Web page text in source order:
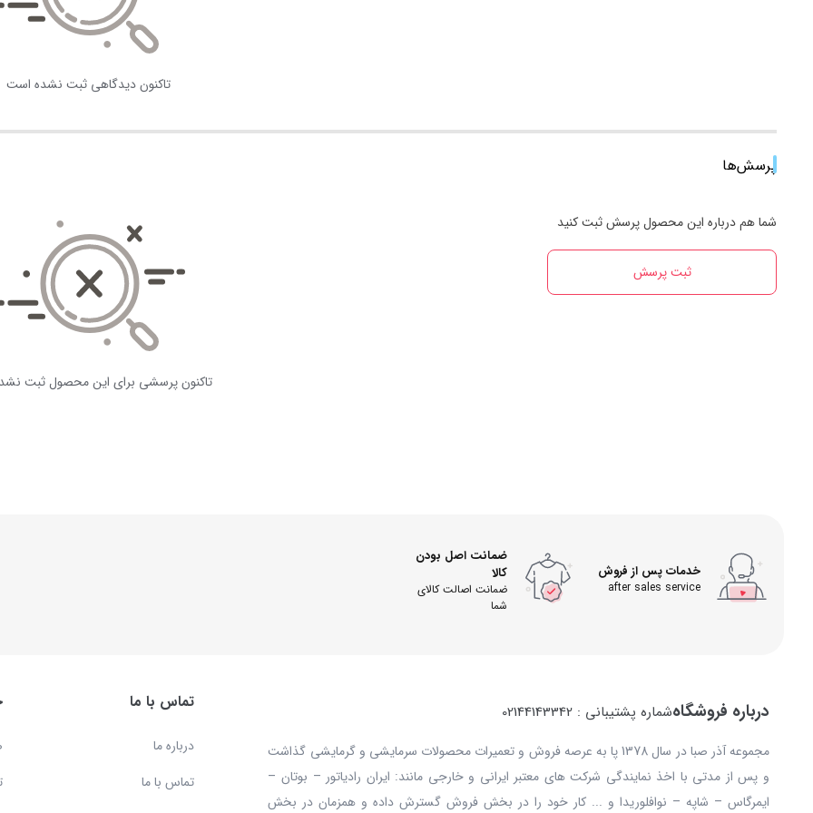
تاکنون دیدگاهی ثبت نشده است
پرسش‌ها
شما هم درباره این محصول پرسش ثبت کنید
ثبت پرسش
تاکنون پرسشی برای این محصول ثبت
خدمات پس از فروش
after sales service
ضمانت اصل بودن
کالا
ضمانت اصالت کالای
شما
درباره فروشگاهشماره پشتیبانی : 02144143342
مجموعه آذر صبا در سال 1378 پا به عرصه فروش و تعمیرات محصولات سرمایشی و گرمایشی گذاشت
و پس از مدتی با اخذ نمایندگی شرکت های معتبر ایرانی و خارجی مانند: ایران رادیاتور – بوتان –
ایمرگاس – شاپه – نوافلوریدا و ... کار خود را در بخش فروش گسترش داده و همزمان در بخش
تماس با ما
درباره ما
تماس با ما